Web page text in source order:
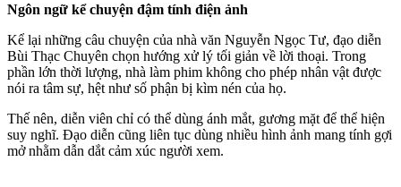
Ngôn ngữ kể chuyện đậm tính điện ảnh
Kể lại những câu chuyện của nhà văn Nguyễn Ngọc Tư, đạo diễn
Bùi Thạc Chuyên chọn hướng xử lý tối giản về lời thoại. Trong
phần lớn thời lượng, nhà làm phim không cho phép nhân vật được
nói ra tâm sự, hệt như số phận bị kìm nén của họ.
Thế nên, diễn viên chỉ có thể dùng ánh mắt, gương mặt để thể hiện
suy nghĩ. Đạo diễn cũng liên tục dùng nhiều hình ảnh mang tính gợi
mở nhằm dẫn dắt cảm xúc người xem.